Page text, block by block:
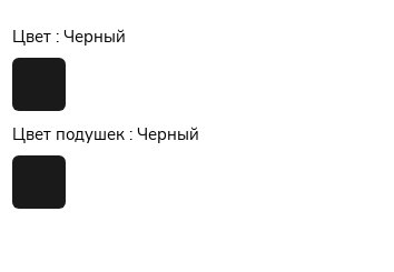
Цвет : Черный
Цвет подушек : Черный